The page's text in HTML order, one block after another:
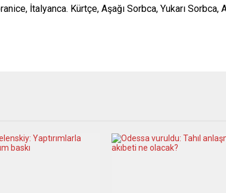
İtalyanca. Kürtçe, Aşağı Sorbca, Yukarı